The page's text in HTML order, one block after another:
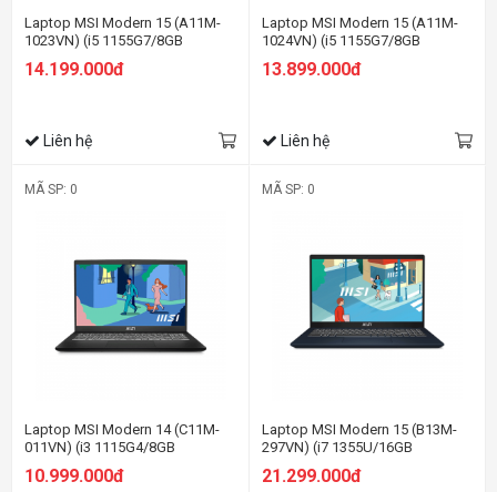
Laptop MSI Modern 15 (A11M-
1023VN) (i5 1155G7/8GB
FHD/Win11/ Vỏ nhôm/Xám)
14.199.000đ
Liên hệ
Laptop MSI Modern 15 (A11M-
1024VN) (i5 1155G7/8GB
FHD/Win10/ Vỏ nhôm/Xám)
13.899.000đ
Liên hệ
MÃ SP: 0
Laptop MSI Modern 14 (C11M-
011VN) (i3 1115G4/8GB
RAM/512GB SSD/14.0 inch
FHD/Win11/Đen)
10.999.000đ
MÃ SP: 0
Laptop MSI Modern 15 (B13M-
297VN) (i7 1355U/16GB
RAM/512GB SSD/15.6 inch
FHD/Win11/Đen)
21.299.000đ